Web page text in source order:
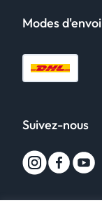
Modes d'envoi
Suivez-nous